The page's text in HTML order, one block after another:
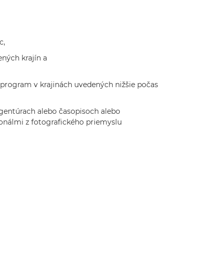
krajín a
v krajinách uvedených nižšie počas
alebo časopisoch alebo
z fotografického priemyslu